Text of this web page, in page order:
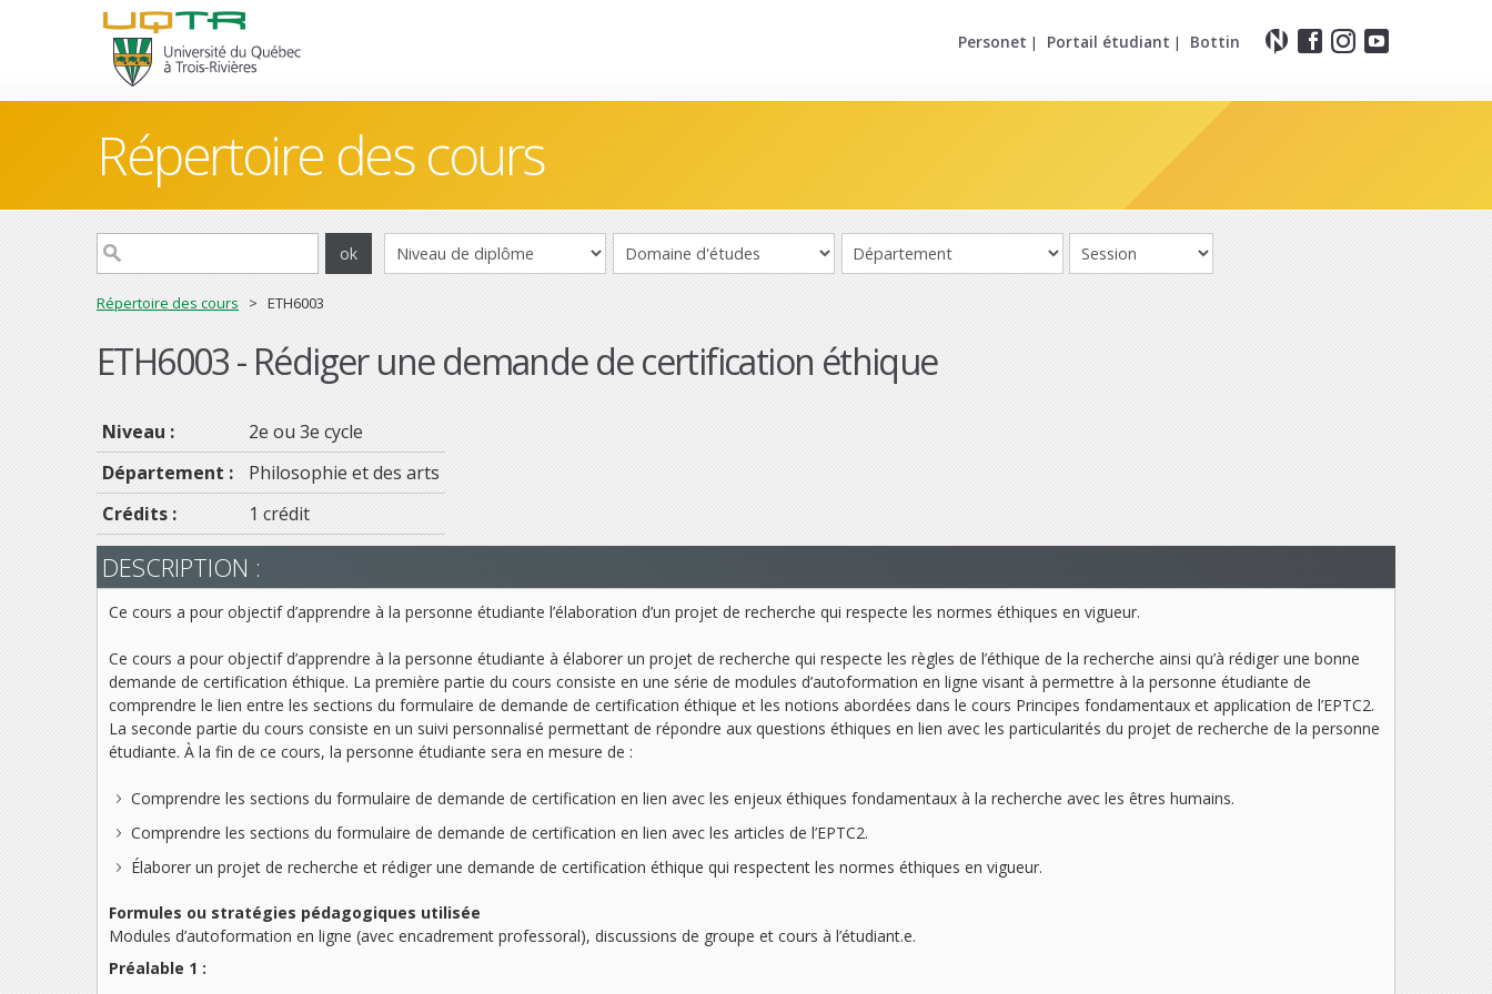
Personet | Portail étudiant | Bottin
Répertoire des cours
Répertoire des cours > ETH6003
ETH6003 - Rédiger une demande de certification éthique
Niveau :
2e ou 3e cycle
Département :
Philosophie et des arts
Crédits :
1 crédit
DESCRIPTION :
Ce cours a pour objectif d’apprendre à la personne étudiante l’élaboration d’un projet de recherche qui respecte les normes éthiques en vigueur.
Ce cours a pour objectif d’apprendre à la personne étudiante à élaborer un projet de recherche qui respecte les règles de l’éthique de la recherche ainsi qu’à rédiger une bonne
demande de certification éthique. La première partie du cours consiste en une série de modules d’autoformation en ligne visant à permettre à la personne étudiante de
comprendre le lien entre les sections du formulaire de demande de certification éthique et les notions abordées dans le cours Principes fondamentaux et application de l’EPTC2.
La seconde partie du cours consiste en un suivi personnalisé permettant de répondre aux questions éthiques en lien avec les particularités du projet de recherche de la personne
étudiante. À la fin de ce cours, la personne étudiante sera en mesure de :
Comprendre les sections du formulaire de demande de certification en lien avec les enjeux éthiques fondamentaux à la recherche avec les êtres humains.
Comprendre les sections du formulaire de demande de certification en lien avec les articles de l’EPTC2.
Élaborer un projet de recherche et rédiger une demande de certification éthique qui respectent les normes éthiques en vigueur.
Formules ou stratégies pédagogiques utilisée
Modules d’autoformation en ligne (avec encadrement professoral), discussions de groupe et cours à l’étudiant.e.
Préalable 1 :